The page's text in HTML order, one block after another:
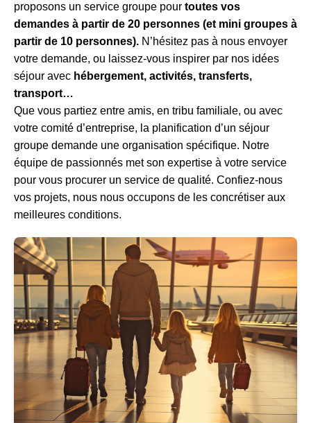
proposons un service groupe pour toutes vos
demandes à partir de 20 personnes (et mini groupes à
partir de 10 personnes). N’hésitez pas à nous envoyer
votre demande, ou laissez-vous inspirer par nos idées
séjour avec hébergement, activités, transferts,
transport…
Que vous partiez entre amis, en tribu familiale, ou avec
votre comité d’entreprise, la planification d’un séjour
groupe demande une organisation spécifique. Notre
équipe de passionnés met son expertise à votre service
pour vous procurer un service de qualité. Confiez-nous
vos projets, nous nous occupons de les concrétiser aux
meilleures conditions.